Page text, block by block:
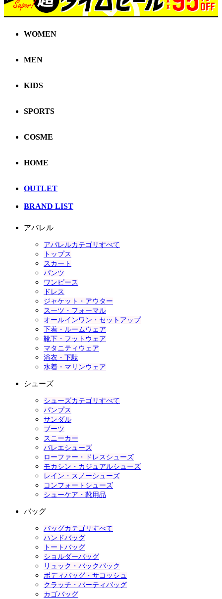
WOMEN
MEN
KIDS
SPORTS
COSME
HOME
OUTLET
BRAND LIST
アパレル
アパレルカテゴリすべて
トップス
スカート
パンツ
ワンピース
ドレス
ジャケット・アウター
スーツ・フォーマル
オールインワン・セットアップ
下着・ルームウェア
靴下・フットウェア
マタニティウェア
浴衣・下駄
水着・マリンウェア
シューズ
シューズカテゴリすべて
パンプス
サンダル
ブーツ
スニーカー
バレエシューズ
ローファー・ドレスシューズ
モカシン・カジュアルシューズ
レイン・スノーシューズ
コンフォートシューズ
シューケア・靴用品
バッグ
バッグカテゴリすべて
ハンドバッグ
トートバッグ
ショルダーバッグ
リュック・バックパック
ボディバッグ・サコッシュ
クラッチ・パーティバッグ
カゴバッグ